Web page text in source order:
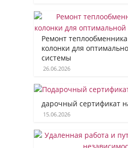
Ремонт теплообменника
колонки для
системы
26.06.2026
дарочный сертификат
15.06.2026